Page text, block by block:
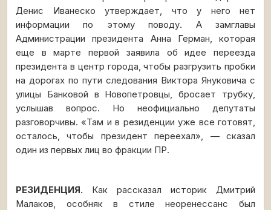
Денис Иванеско утверждает, что у него нет
информации по этому поводу. А замглавы
Администрации президента Анна Герман, которая
еще в марте первой заявила об идее переезда
президента в центр города, чтобы разгрузить пробки
на дорогах по пути следования Виктора Януковича с
улицы Банковой в Новопетровцы, бросает трубку,
услышав вопрос. Но неофициально депутаты
разговорчивы. «Там и в резиденции уже все готовят,
осталось, чтобы президент переехал», — сказал
один из первых лиц во фракции ПР.
РЕЗИДЕНЦИЯ. Как рассказал историк Дмитрий
Малаков, особняк в стиле неоренессанс был